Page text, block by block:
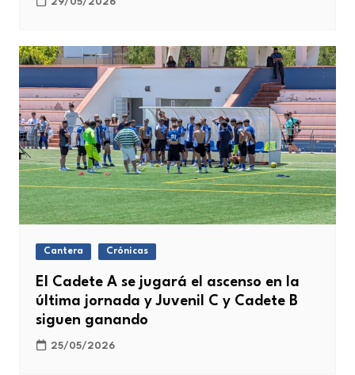
Cantera Crónicas
El Cadete A se jugará el ascenso en la
última jornada y Juvenil C y Cadete B
siguen ganando
25/05/2026